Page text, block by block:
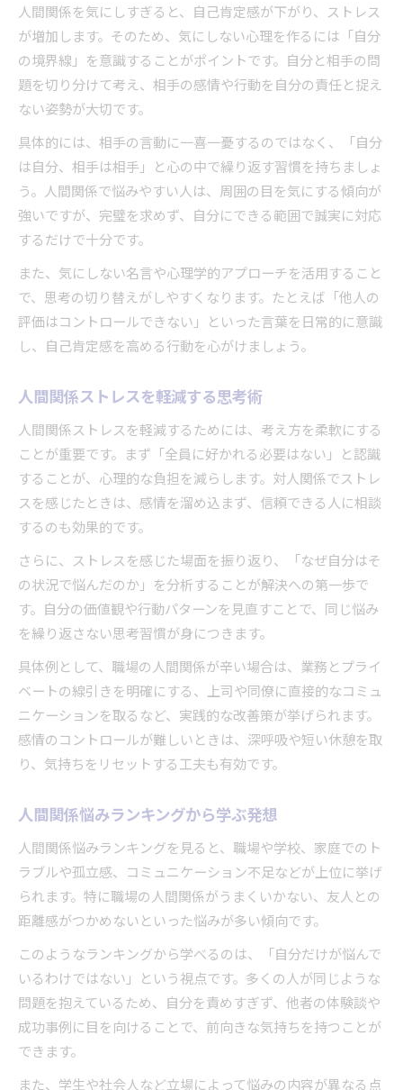
悩み相談で知る人間関係の励まし名言
悩みを手放す人間関係の割り切り術
人間関係の悩みを割り切る思考のコツ
職場の人間関係割り切り方の実践例
人間関係の悩みと距離感の調整法
人間関係で執着しない割り切り術解説
人間関係悩みランキングに惑わされない心
人間関係を気にしすぎると、自己肯定感が下がり、ストレス
が増加します。そのため、気にしない心理を作るには「自分
の境界線」を意識することがポイントです。自分と相手の問
題を切り分けて考え、相手の感情や行動を自分の責任と捉え
ない姿勢が大切です。
具体的には、相手の言動に一喜一憂するのではなく、「自分
は自分、相手は相手」と心の中で繰り返す習慣を持ちましょ
う。人間関係で悩みやすい人は、周囲の目を気にする傾向が
強いですが、完璧を求めず、自分にできる範囲で誠実に対応
するだけで十分です。
また、気にしない名言や心理学的アプローチを活用すること
で、思考の切り替えがしやすくなります。たとえば「他人の
評価はコントロールできない」といった言葉を日常的に意識
し、自己肯定感を高める行動を心がけましょう。
人間関係ストレスを軽減する思考術
人間関係ストレスを軽減するためには、考え方を柔軟にする
ことが重要です。まず「全員に好かれる必要はない」と認識
することが、心理的な負担を減らします。対人関係でストレ
スを感じたときは、感情を溜め込まず、信頼できる人に相談
するのも効果的です。
さらに、ストレスを感じた場面を振り返り、「なぜ自分はそ
の状況で悩んだのか」を分析することが解決への第一歩で
す。自分の価値観や行動パターンを見直すことで、同じ悩み
を繰り返さない思考習慣が身につきます。
具体例として、職場の人間関係が辛い場合は、業務とプライ
ベートの線引きを明確にする、上司や同僚に直接的なコミュ
ニケーションを取るなど、実践的な改善策が挙げられます。
感情のコントロールが難しいときは、深呼吸や短い休憩を取
り、気持ちをリセットする工夫も有効です。
人間関係悩みランキングから学ぶ発想
人間関係悩みランキングを見ると、職場や学校、家庭でのト
ラブルや孤立感、コミュニケーション不足などが上位に挙げ
られます。特に職場の人間関係がうまくいかない、友人との
距離感がつかめないといった悩みが多い傾向です。
このようなランキングから学べるのは、「自分だけが悩んで
いるわけではない」という視点です。多くの人が同じような
問題を抱えているため、自分を責めすぎず、他者の体験談や
成功事例に目を向けることで、前向きな気持ちを持つことが
できます。